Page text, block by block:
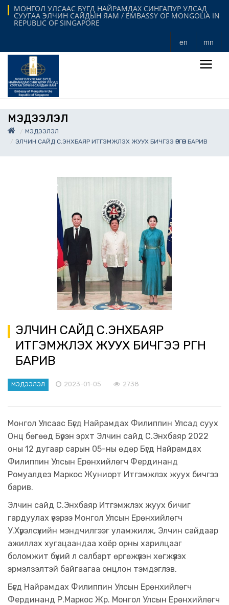
МОНГОЛ УЛСААС БҮГД НАЙРАМДАХ СИНГАПУР УЛСАД
СУУГАА ЭЛЧИН САЙДЫН ЯАМ / EMBASSY OF MONGOLIA IN
REPUBLIC OF SINGAPORE
en mn
МЭДЭЭЛЭЛ
МЭДЭЭЛЭЛ
ЭЛЧИН САЙД С.ЭНХБАЯР ИТГЭМЖЛЭХ ЖУУХ БИЧГЭЭ ӨРГӨН БАРИВ
ЭЛЧИН САЙД С.ЭНХБАЯР
ИТГЭМЖЛЭХ ЖУУХ БИЧГЭЭ ӨРГӨН
БАРИВ
МЭДЭЭЛЭЛ 2023-01-05 2738
Монгол Улсаас Бүгд Найрамдах Филиппин Улсад суух
Онц бөгөөд Бүрэн эрхт Элчин сайд С.Энхбаяр 2022
оны 12 дугаар сарын 05-ны өдөр Бүгд Найрамдах
Филиппин Улсын Ерөнхийлөгч Фердинанд
Ромуалдез Маркос Жуниорт Итгэмжлэх жуух бичгээ
барив.
​Элчин сайд С.Энхбаяр Итгэмжлэх жуух бичиг
гардуулах үеэрээ Монгол Улсын Ерөнхийлөгч
У.Хүрэлсүхийн мэндчилгээг уламжилж, Элчин сайдаар
ажиллах хугацаандаа хоёр орны харилцааг
боломжит бүхий л салбарт өргөжүүлэн хөгжүүлэх
эрмэлзэлтэй байгаагаа онцлон тэмдэглэв.
​Бүгд Найрамдах Филиппин Улсын Ерөнхийлөгч
Фердинанд Р.Маркос Жр. Монгол Улсын Ерөнхийлөгч